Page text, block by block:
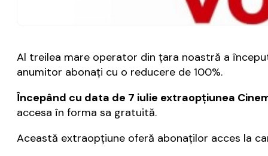
Al treilea mare operator din ţara noastră a
anumitor abonaţi cu o reducere de 100%.
Începând cu data de 7 iulie extraopţiunea
accesa în forma sa gratuită.
Această extraopţiune oferă abonaţilor acces la